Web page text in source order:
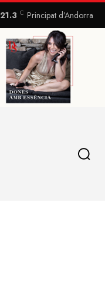
21.3 C Principat d’Andorra